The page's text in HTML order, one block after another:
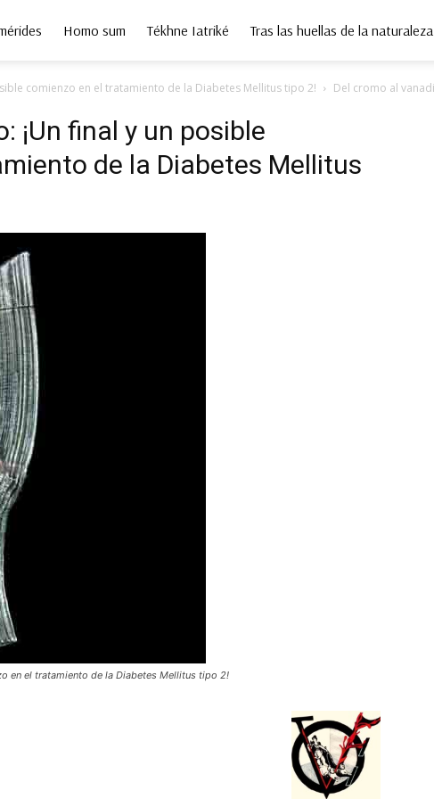
Homo sum Tékhne Iatriké Tras las huellas de la naturaleza
comienzo en el tratamiento de la Diabetes Mellitus tipo 2!
Del cromo al
¡Un final y un posible
de la Diabetes Mellitus
en el tratamiento de la Diabetes Mellitus tipo 2!